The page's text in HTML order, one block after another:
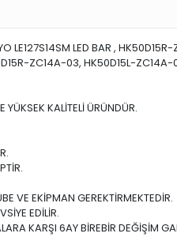
LE127S14SM LED BAR ,
ZC14A-03, HK50D15L-
KALİTELİ ÜRÜNDÜR.
VE EKİPMAN GEREKTİRMEKTEDİR.
EDİLİR.
KARŞI 6AY BİREBİR DEĞİŞİM